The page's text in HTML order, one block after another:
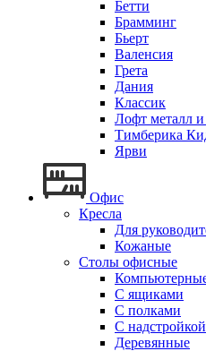
Бетти
Брамминг
Бьерт
Валенсия
Грета
Дания
Классик
Лофт металл и
Тимберика
Ярви
Офис
Кресла
Для
Кожаные
Столы офисные
С ящиками
С полками
С надстройкой
Деревянные